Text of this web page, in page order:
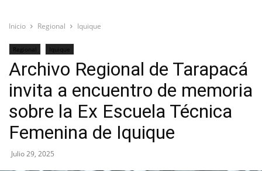
Inicio Regional Iquique
Regional Iquique
Archivo Regional de Tarapacá
invita a encuentro de memoria
sobre la Ex Escuela Técnica
Femenina de Iquique
Julio 29, 2025